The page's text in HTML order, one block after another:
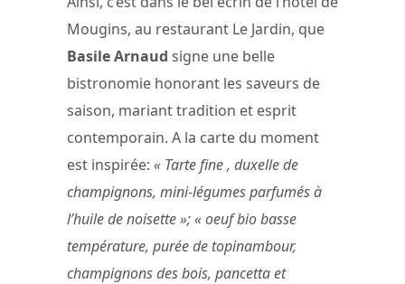
Mougins, au restaurant Le Jardin, que
Basile Arnaud signe une belle
bistronomie honorant les saveurs de
saison, mariant tradition et esprit
contemporain. A la carte du moment
est inspirée: « Tarte fine , duxelle de
champignons, mini-légumes parfumés à
l’huile de noisette »; « oeuf bio basse
température, purée de topinambour,
champignons des bois, pancetta et